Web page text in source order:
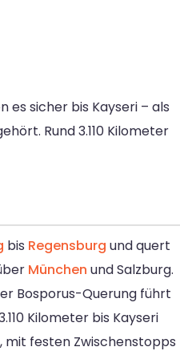
es sicher bis Kayseri – als
Rund 3.110 Kilometer
bis Regensburg und quert
München und Salzburg.
Bosporus-Querung führt
Kilometer bis Kayseri
festen Zwischenstopps